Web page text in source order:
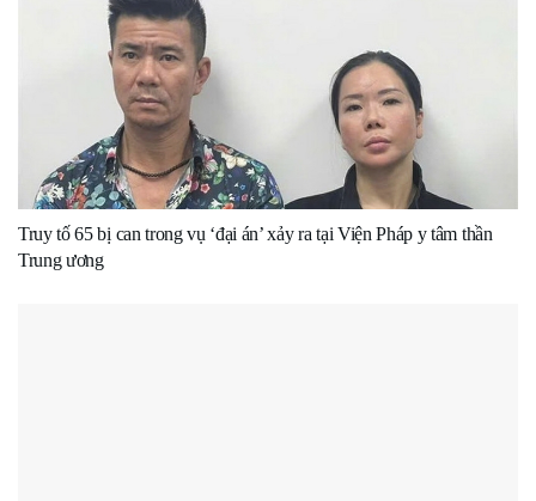
Truy tố 65 bị can trong vụ ‘đại án’ xảy ra tại Viện Pháp y tâm thần
Trung ương